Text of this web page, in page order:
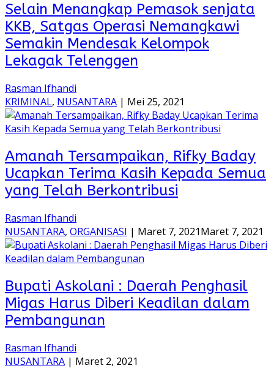
Selain Menangkap Pemasok senjata
KKB, Satgas Operasi Nemangkawi
Semakin Mendesak Kelompok
Lekagak Telenggen
Rasman Ifhandi
KRIMINAL, NUSANTARA | Mei 25, 2021
Amanah Tersampaikan, Rifky Baday
Ucapkan Terima Kasih Kepada Semua
yang Telah Berkontribusi
Rasman Ifhandi
NUSANTARA, ORGANISASI | Maret 7, 2021Maret 7, 2021
Bupati Askolani : Daerah Penghasil
Migas Harus Diberi Keadilan dalam
Pembangunan
Rasman Ifhandi
NUSANTARA | Maret 2, 2021